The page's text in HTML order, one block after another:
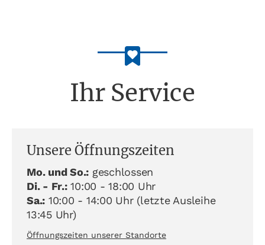
Ihr Service
Unsere Öffnungszeiten
Mo. und So.: geschlossen
Di. - Fr.:10:00 - 18:00 Uhr
Sa.: 10:00 - 14:00 Uhr (letzte Ausleihe
13:45 Uhr)
Öffnungszeiten unserer Standorte